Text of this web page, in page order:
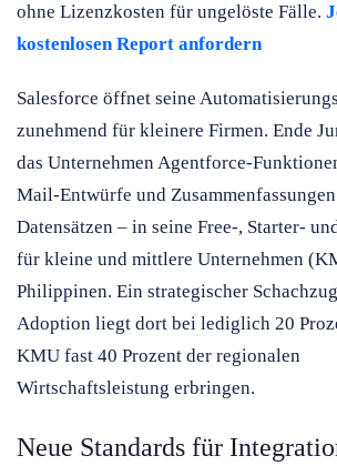
ohne Lizenzkosten für ungelöste Fälle.
kostenlosen Report anfordern
Salesforce öffnet seine
zunehmend für kleinere Firmen. Ende
das Unternehmen Agentforce-
Mail-Entwürfe und
Datensätzen – in seine Free-, Starter-
für kleine und mittlere Unternehmen
Philippinen. Ein strategischer
Adoption liegt dort bei lediglich 20
KMU fast 40 Prozent der regionalen
Wirtschaftsleistung erbringen.
Neue Standards für